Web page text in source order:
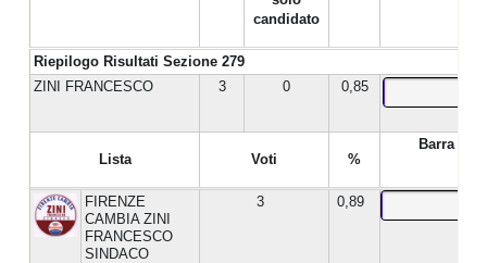
Riepilogo Risultati Sezione 279
candidato
ZINI FRANCESCO 3 0 0,85
Lista Voti %
Barra %
FIRENZE
CAMBIA ZINI
FRANCESCO
SINDACO
3 0,89